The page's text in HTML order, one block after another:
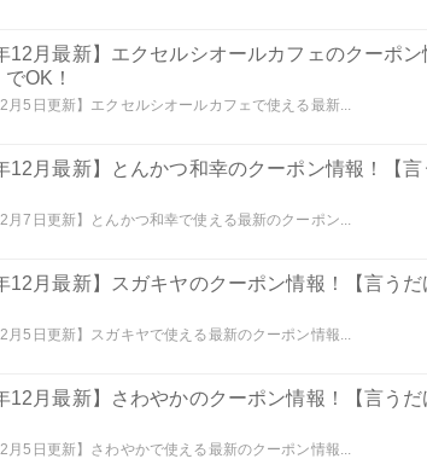
12月最新】エクセルシオールカフェのクーポ
OK！
月5日更新】エクセルシオールカフェで使える最新...
12月最新】とんかつ和幸のクーポン情報！【
月7日更新】とんかつ和幸で使える最新のクーポン...
12月最新】スガキヤのクーポン情報！【言う
月5日更新】スガキヤで使える最新のクーポン情報...
12月最新】さわやかのクーポン情報！【言う
月5日更新】さわやかで使える最新のクーポン情報...